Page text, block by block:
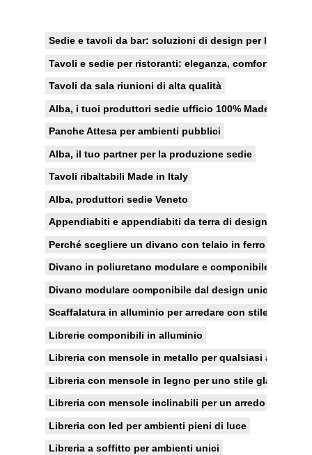
Sedie e tavoli da bar: soluzioni di design per l'indoor
Tavoli e sedie per ristoranti: eleganza, comfort e
Tavoli da sala riunioni di alta qualità
Alba, i tuoi produttori sedie ufficio 100% Made in Italy
Panche Attesa per ambienti pubblici
Alba, il tuo partner per la produzione sedie
Tavoli ribaltabili Made in Italy
Alba, produttori sedie Veneto
Appendiabiti e appendiabiti da terra di design
Perché scegliere un divano con telaio in ferro
Divano in poliuretano modulare e componibile
Divano modulare componibile dal design unico
Scaffalatura in alluminio per arredare con stile
Librerie componibili in alluminio
Libreria con mensole in metallo per qualsiasi ambiente
Libreria con mensole in legno per uno stile glamour
Libreria con mensole inclinabili per un arredo
Libreria con led per ambienti pieni di luce
Libreria a soffitto per ambienti unici